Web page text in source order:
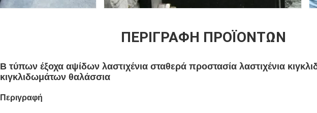
ΠΕΡΙΓΡΑΦΉ ΠΡΟΪΌΝΤΩΝ
Β τύπων έξοχα αψίδων λαστιχένια σταθερά προστασία λαστιχένια
κιγκλιδωμάτων θαλάσσια
Περιγραφή